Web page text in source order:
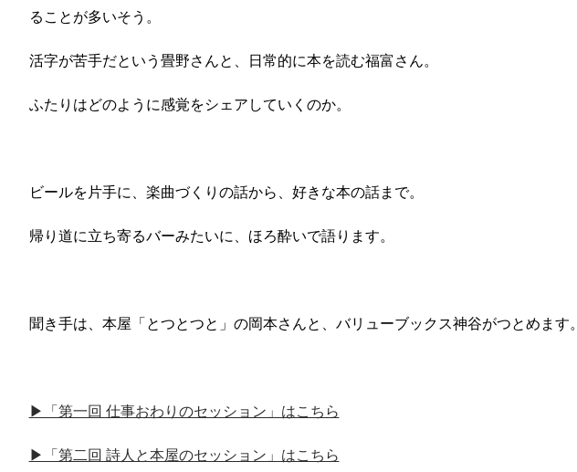
ることが多いそう。
活字が苦手だという畳野さんと、日常的に本を読む福富さん。
ふたりはどのように感覚をシェアしていくのか。
ビールを片手に、楽曲づくりの話から、好きな本の話まで。
帰り道に立ち寄るバーみたいに、ほろ酔いで語ります。
聞き手は、本屋「とつとつと」の岡本さんと、バリューブックス神谷がつとめます。
▶︎「第一回 仕事おわりのセッション」はこちら
▶︎「第二回 詩人と本屋のセッション」はこちら